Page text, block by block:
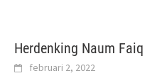
Herdenking Naum Faiq
februari 2, 2022